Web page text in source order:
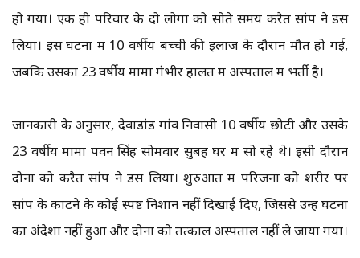
हो गया। एक ही परिवार के दो लोगों को सोते समय करैत सांप ने डस
लिया। इस घटना में 10 वर्षीय बच्ची की इलाज के दौरान मौत हो गई,
जबकि उसका 23 वर्षीय मामा गंभीर हालत में अस्पताल में भर्ती है।
जानकारी के अनुसार, देवाडांड गांव निवासी 10 वर्षीय छोटी और उसके
23 वर्षीय मामा पवन सिंह सोमवार सुबह घर में सो रहे थे। इसी दौरान
दोनों को करैत सांप ने डस लिया। शुरुआत में परिजनों को शरीर पर
सांप के काटने के कोई स्पष्ट निशान नहीं दिखाई दिए, जिससे उन्हें घटना
का अंदेशा नहीं हुआ और दोनों को तत्काल अस्पताल नहीं ले जाया गया।